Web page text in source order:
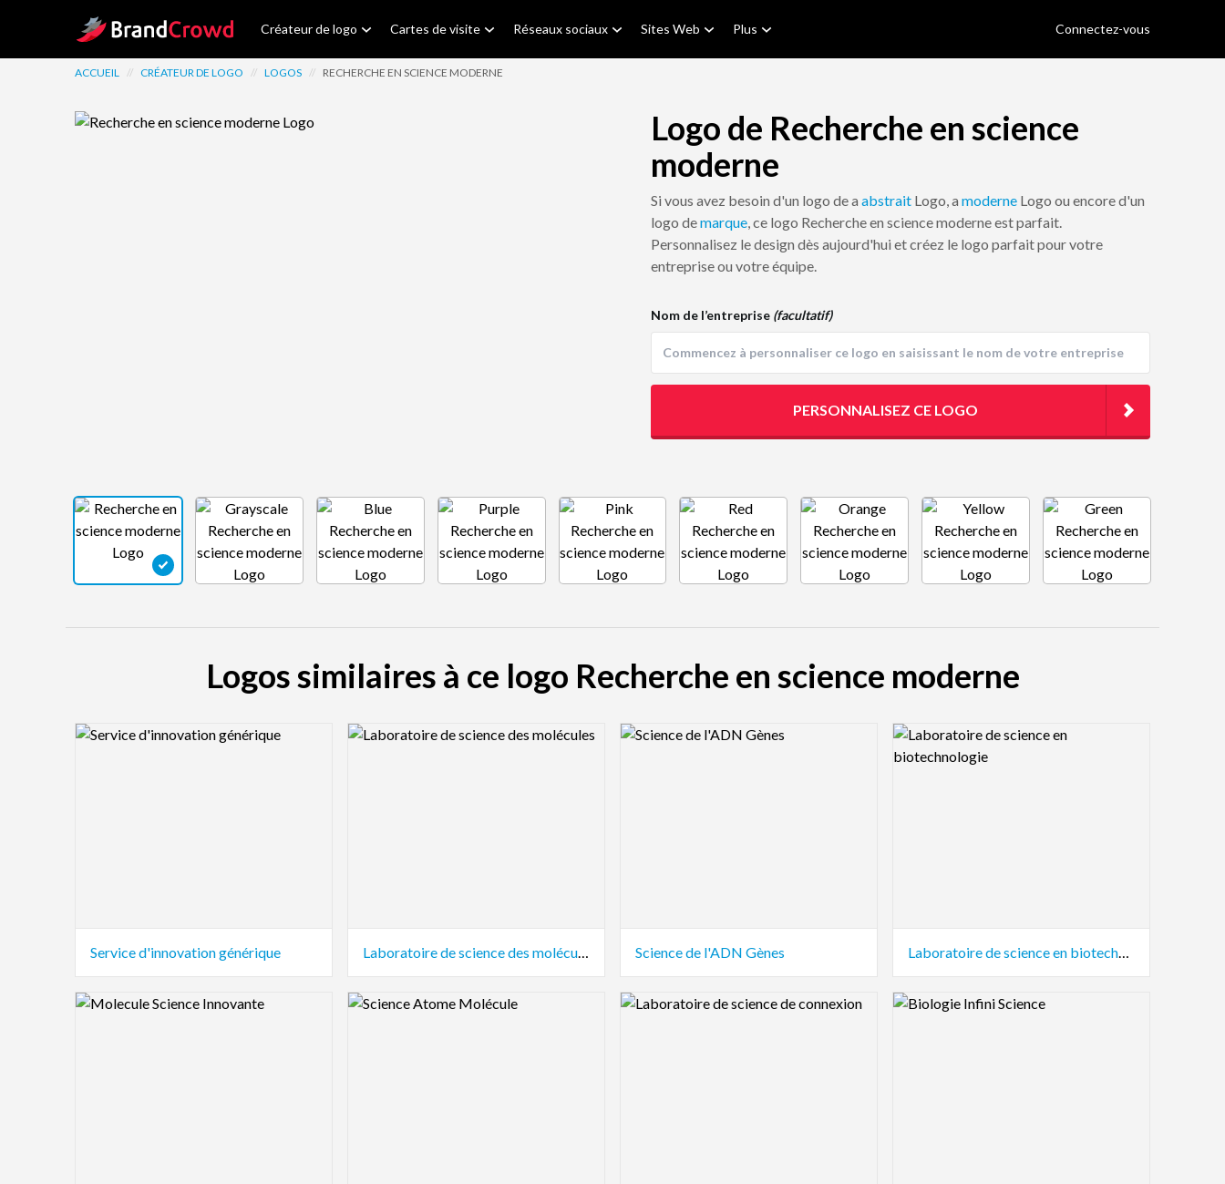
Site Logo Créateur de logo Cartes de visite Réseaux sociaux Sites Web Plus Connectez-vous
ACCUEIL // CRÉATEUR DE LOGO // LOGOS // RECHERCHE EN SCIENCE MODERNE
Logo de Recherche en science
moderne
Si vous avez besoin d'un logo de a abstrait Logo, a moderne Logo ou encore d'un
logo demarque, ce logo Recherche en science moderne est parfait.
Personnalisez le design dès aujourd'hui et créez le logo parfait pour votre
entreprise ou votre équipe.
Nom de l’entreprise (facultatif)
PERSONNALISEZ CE LOGO
Logos similaires à ce logo Recherche en science moderne
Logo Preview Image
Service d'innovation générique
Logo Preview Image
Laboratoire de science des molécules
Logo Preview Image
Science de l'ADN Gènes
Logo Preview Image
Laboratoire de science en biotechnologie
Logo Preview Image Logo Preview Image Logo Preview Image Logo Preview Image